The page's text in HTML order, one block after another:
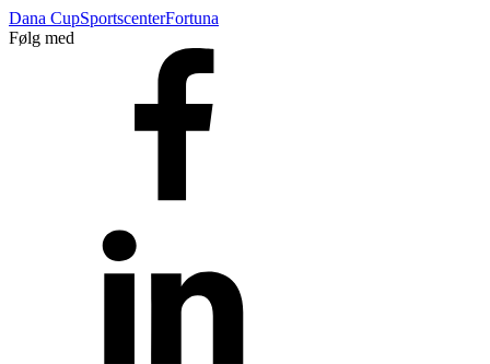
Dana CupSportscenterFortuna
Følg med